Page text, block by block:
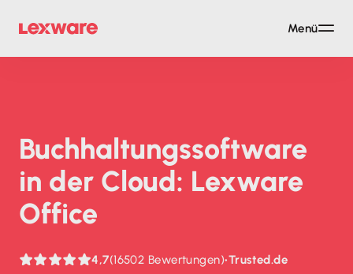
Buch­haltungs­soft­ware
in der Cloud: Lexware
Office
4,7(16502 Bewertungen)•Trusted.de
Menü